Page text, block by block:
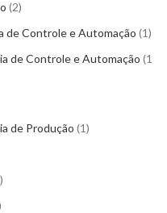
2
de Controle e Automação 1
de Controle e Automação 1
de Produção 1